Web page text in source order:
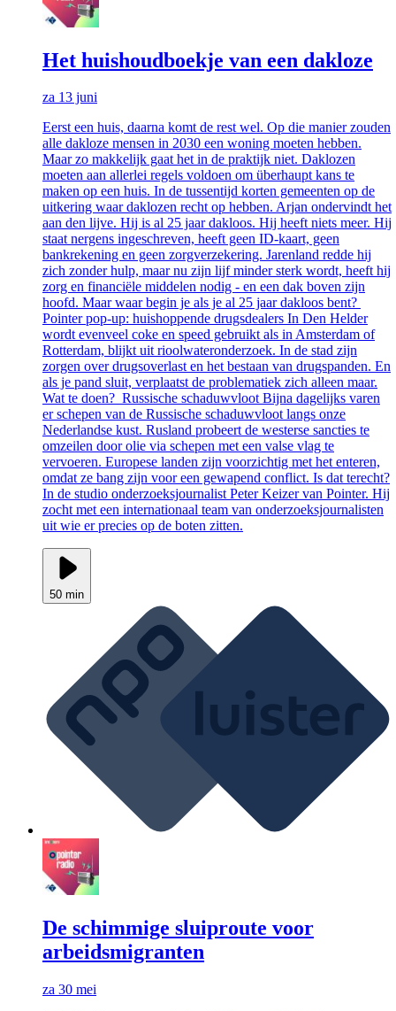
Het huishoudboekje van een dakloze
za 13 juni
Eerst een huis, daarna komt de rest wel. Op die manier zouden
alle dakloze mensen in 2030 een woning moeten hebben.
Maar zo makkelijk gaat het in de praktijk niet. Daklozen
moeten aan allerlei regels voldoen om überhaupt kans te
maken op een huis. In de tussentijd korten gemeenten op de
uitkering waar daklozen recht op hebben. Arjan ondervindt het
aan den lijve. Hij is al 25 jaar dakloos. Hij heeft niets meer. Hij
staat nergens ingeschreven, heeft geen ID-kaart, geen
bankrekening en geen zorgverzekering. Jarenland redde hij
zich zonder hulp, maar nu zijn lijf minder sterk wordt, heeft hij
zorg en financiële middelen nodig - en een dak boven zijn
hoofd. Maar waar begin je als je al 25 jaar dakloos bent?
Pointer pop-up: huishoppende drugsdealers In Den Helder
wordt evenveel coke en speed gebruikt als in Amsterdam of
Rotterdam, blijkt uit rioolwateronderzoek. In de stad zijn
zorgen over drugsoverlast en het bestaan van drugspanden. En
als je pand sluit, verplaatst de problematiek zich alleen maar.
Wat te doen? Russische schaduwvloot Bijna dagelijks varen
er schepen van de Russische schaduwvloot langs onze
Nederlandse kust. Rusland probeert de westerse sancties te
omzeilen door olie via schepen met een valse vlag te
vervoeren. Europese landen zijn voorzichtig met het enteren,
omdat ze bang zijn voor een gewapend conflict. Is dat terecht?
In de studio onderzoeksjournalist Peter Keizer van Pointer. Hij
zocht met een internationaal team van onderzoeksjournalisten
uit wie er precies op de boten zitten.
50 min
De schimmige sluiproute voor
arbeidsmigranten
za 30 mei